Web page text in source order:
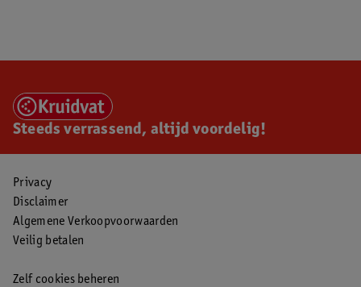
Steeds verrassend, altijd voordelig!
Privacy
Disclaimer
Algemene Verkoopvoorwaarden
Veilig betalen
Zelf cookies beheren